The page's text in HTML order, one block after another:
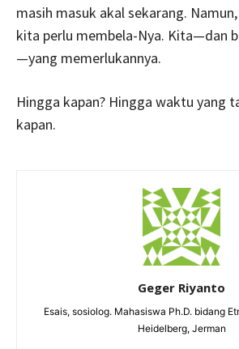
masih masuk akal sekarang.
kita perlu membela-Nya. Kita—dan
—yang memerlukannya.
Hingga kapan? Hingga waktu yang
kapan.
Geger Riyanto
Esais, sosiolog. Mahasiswa Ph.D. bidang
Heidelberg, Jerman